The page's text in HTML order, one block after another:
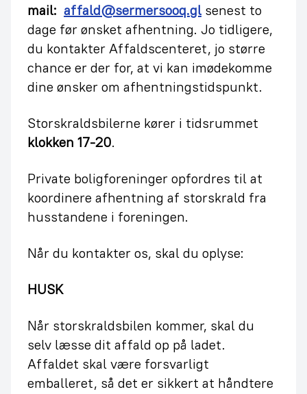
mail: affald@sermersooq.gl senest to
dage før ønsket afhentning. Jo tidligere,
du kontakter Affaldscenteret, jo større
chance er der for, at vi kan imødekomme
dine ønsker om afhentningstidspunkt.
Storskraldsbilerne kører i tidsrummet
klokken 17-20.
Private boligforeninger opfordres til at
koordinere afhentning af storskrald fra
husstandene i foreningen.
Når du kontakter os, skal du oplyse:
HUSK
Når storskraldsbilen kommer, skal du
selv læsse dit affald op på ladet.
Affaldet skal være forsvarligt
emballeret, så det er sikkert at håndtere